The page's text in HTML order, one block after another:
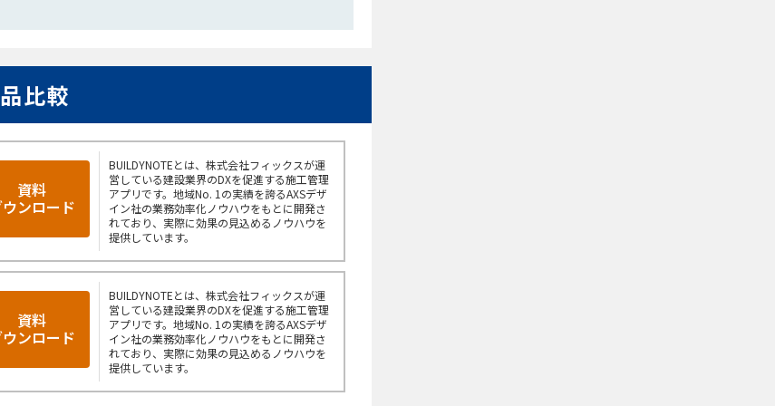
比較
資料
ンロード
BUILDYNOTEとは、株式会社フィックスが運
営している建設業界のDXを促進する施工管理
アプリです。地域No. 1の実績を誇るAXSデザ
イン社の業務効率化ノウハウをもとに開発さ
れており、実際に効果の見込めるノウハウを
提供しています。
資料
ンロード
BUILDYNOTEとは、株式会社フィックスが運
営している建設業界のDXを促進する施工管理
アプリです。地域No. 1の実績を誇るAXSデザ
イン社の業務効率化ノウハウをもとに開発さ
れており、実際に効果の見込めるノウハウを
提供しています。